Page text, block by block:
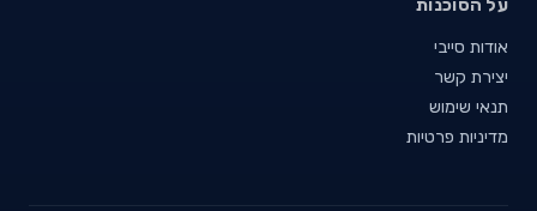
אודות סייבי
יצירת קשר
תנאי שימוש
מדיניות פרטיות